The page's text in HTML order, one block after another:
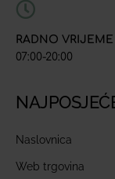
RADNO VRIJEME
07:00-20:00
Naslovnica
Web trgovina